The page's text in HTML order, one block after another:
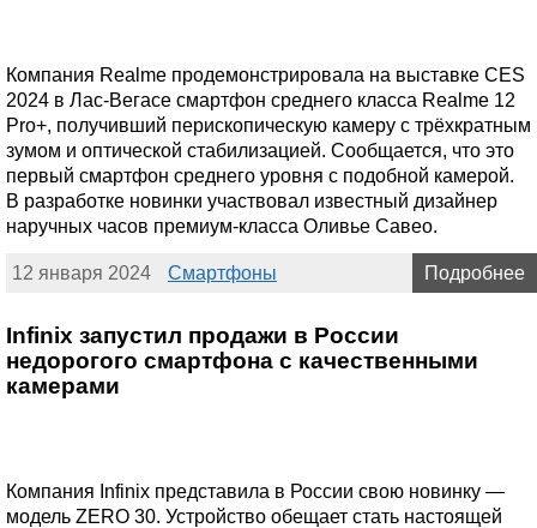
Компания Realme продемонстрировала на выставке CES
2024 в Лас-Вегасе смартфон среднего класса Realme 12
Pro+, получивший перископическую камеру с трёхкратным
зумом и оптической стабилизацией. Сообщается, что это
первый смартфон среднего уровня с подобной камерой.
В разработке новинки участвовал известный дизайнер
наручных часов премиум-класса Оливье Савео.
12 января 2024 Смартфоны Подробнее
Infinix запустил продажи в России
недорогого смартфона с качественными
камерами
Компания Infinix представила в России свою новинку —
модель ZERO 30. Устройство обещает стать настоящей